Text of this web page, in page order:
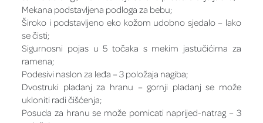
Mekana podstavljena podloga za bebu;
Široko i podstavljeno eko kožom udobno sjedalo – lako
se čisti;
Sigurnosni pojas u 5 točaka s mekim jastučićima za
ramena;
Podesivi naslon za leđa – 3 položaja nagiba;
Dvostruki pladanj za hranu – gornji pladanj se može
ukloniti radi čišćenja;
Posuda za hranu se može pomicati naprijed-natrag – 3